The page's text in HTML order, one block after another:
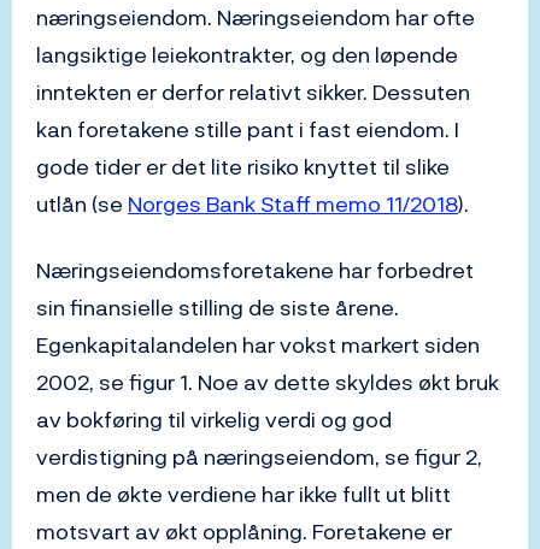
næringseiendom. Næringseiendom har ofte
langsiktige leiekontrakter, og den løpende
inntekten er derfor relativt sikker. Dessuten
kan foretakene stille pant i fast eiendom. I
gode tider er det lite risiko knyttet til slike
utlån (se Norges Bank Staff memo 11/2018).
Næringseiendomsforetakene har forbedret
sin finansielle stilling de siste årene.
Egenkapitalandelen har vokst markert siden
2002, se figur 1. Noe av dette skyldes økt bruk
av bokføring til virkelig verdi og god
verdistigning på næringseiendom, se figur 2,
men de økte verdiene har ikke fullt ut blitt
motsvart av økt opplåning. Foretakene er